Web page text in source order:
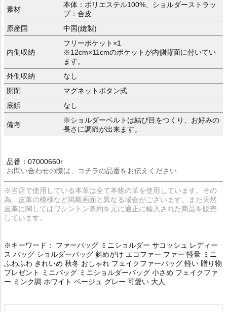
素材
本体：ポリエステル100%、ショルダーストラッ
プ：合皮
原産国
中国(縫製)
内側収納
フリーポケット×1
※12cm×11cmのポケットが内側背面に付いてい
ます。
外側収納
なし
開閉
マグネットボタン式
底鋲
なし
備考
※ショルダーベルトは結び目をつくり、お好みの
長さに調節が出来ます。
品番：07000660r
お問い合わせの際は、コチラの品番をお伝えください
※当店で使用している本革は全て本物の革を使用しています。その
為、皮革の模様など掲載画面と異なる場合がございます。また天然
皮革に関してはワシントン条約を元に適正に輸入された商品を販売
しています。
※キーワード： ファーバッグ ミニショルダー サコッシュ レディー
ス バッグ ショルダーバッグ 斜めがけ エコファー ファー 軽量 ミニ
ふわふわ きれいめ 秋冬 おしゃれ フェイクファーバッグ 軽い 贈り物
プレゼント ミニバッグ ミニショルダーバッグ 小さめ フェイクファ
ー ミンク調 ホワイト ベージュ グレー 可愛い 大人